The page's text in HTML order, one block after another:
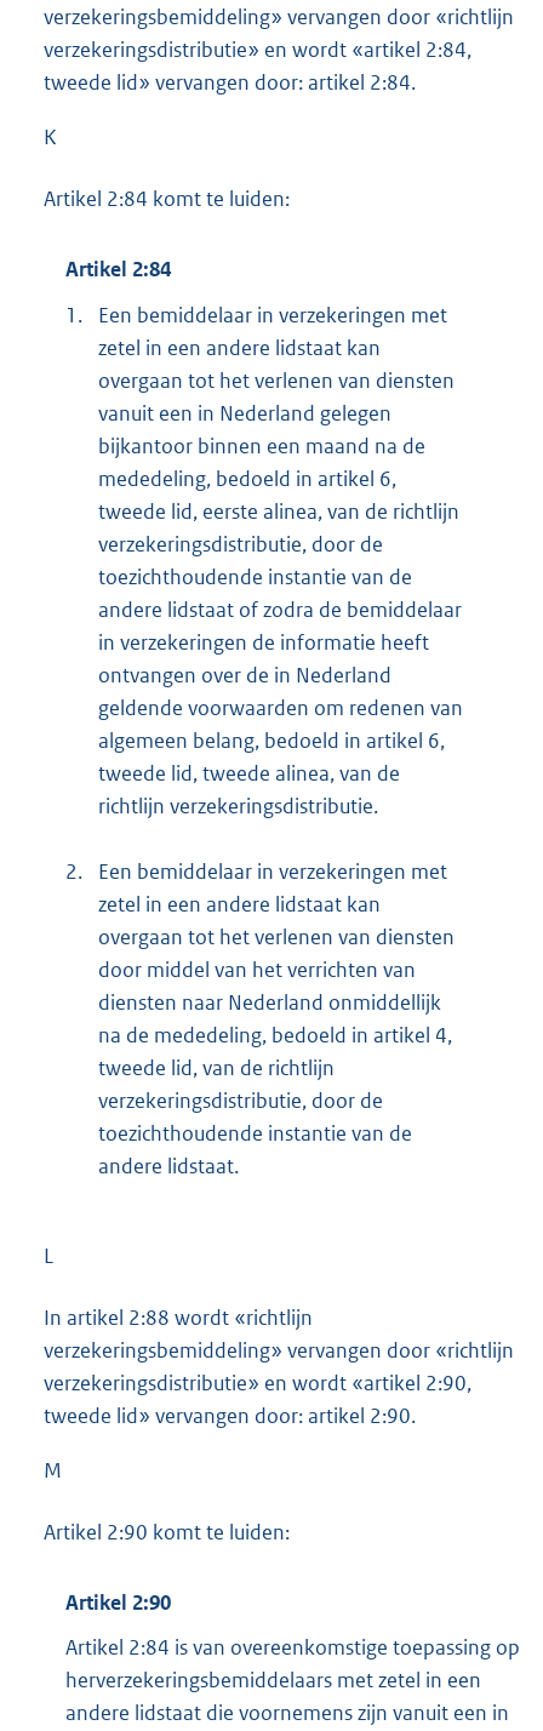
verzekeringsbemiddeling» vervangen door «richtlijn
verzekeringsdistributie» en wordt «artikel 2:84,
tweede lid» vervangen door: artikel 2:84.
K
Artikel 2:84 komt te luiden:
Artikel 2:84
1.
Een bemiddelaar in verzekeringen met
zetel in een andere lidstaat kan
overgaan tot het verlenen van diensten
vanuit een in Nederland gelegen
bijkantoor binnen een maand na de
mededeling, bedoeld in artikel 6,
tweede lid, eerste alinea, van de richtlijn
verzekeringsdistributie, door de
toezichthoudende instantie van de
andere lidstaat of zodra de bemiddelaar
in verzekeringen de informatie heeft
ontvangen over de in Nederland
geldende voorwaarden om redenen van
algemeen belang, bedoeld in artikel 6,
tweede lid, tweede alinea, van de
richtlijn verzekeringsdistributie.
2.
Een bemiddelaar in verzekeringen met
zetel in een andere lidstaat kan
overgaan tot het verlenen van diensten
door middel van het verrichten van
diensten naar Nederland onmiddellijk
na de mededeling, bedoeld in artikel 4,
tweede lid, van de richtlijn
verzekeringsdistributie, door de
toezichthoudende instantie van de
andere lidstaat.
L
In artikel 2:88 wordt «richtlijn
verzekeringsbemiddeling» vervangen door «richtlijn
verzekeringsdistributie» en wordt «artikel 2:90,
tweede lid» vervangen door: artikel 2:90.
M
Artikel 2:90 komt te luiden:
Artikel 2:90
Artikel 2:84 is van overeenkomstige toepassing op
herverzekeringsbemiddelaars met zetel in een
andere lidstaat die voornemens zijn vanuit een in